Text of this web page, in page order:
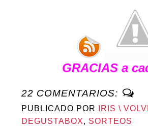
GRACIAS a
22 COMENTARIOS:
PUBLICADO POR
IRIS \
DEGUSTABOX, SORTEOS